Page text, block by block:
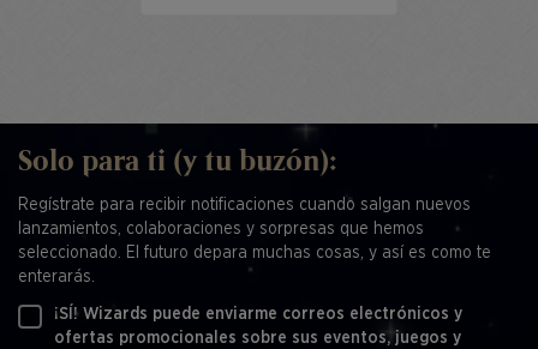
Solo para ti (y tu buzón):
Regístrate para recibir notificaciones cuando salgan nuevos
lanzamientos, colaboraciones y sorpresas que hemos
seleccionado. El futuro depara muchas cosas, y así es como te
enterarás.
¡SÍ! Wizards puede enviarme correos electrónicos y
ofertas promocionales sobre sus eventos, juegos y